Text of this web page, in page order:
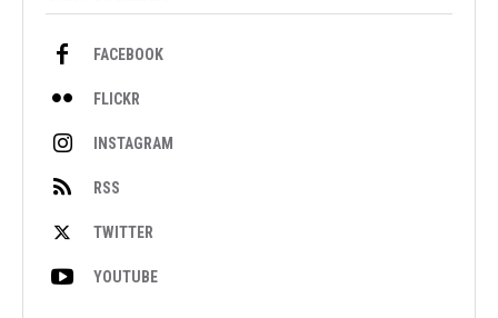
FACEBOOK
FLICKR
INSTAGRAM
RSS
TWITTER
YOUTUBE